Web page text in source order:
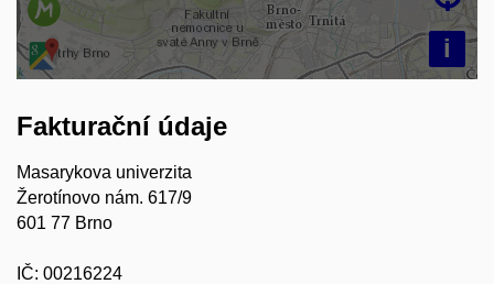
i
Fakturační údaje
Masarykova univerzita
Žerotínovo nám. 617/9
601 77 Brno
IČ: 00216224